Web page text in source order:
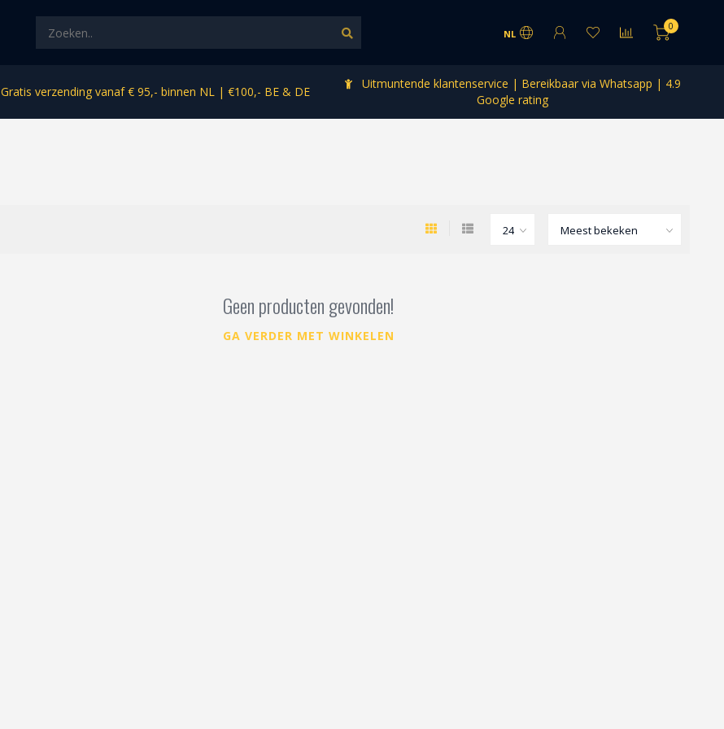
NL
0
Gratis verzending vanaf € 95,- binnen NL | €100,- BE & DE
Uitmuntende klantenservice | Bereikbaar via Whatsapp | 4.9
Google rating
Geen producten gevonden!
GA VERDER MET WINKELEN